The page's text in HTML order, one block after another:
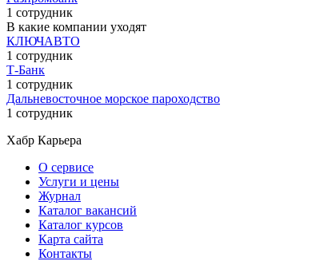
1 сотрудник
В какие компании уходят
КЛЮЧАВТО
1 сотрудник
Т-Банк
1 сотрудник
Дальневосточное морское пароходство
1 сотрудник
Хабр Карьера
О сервисе
Услуги и цены
Журнал
Каталог вакансий
Каталог курсов
Карта сайта
Контакты